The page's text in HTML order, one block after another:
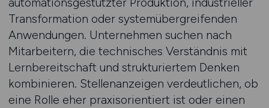
Transformation oder systemübergreifenden
Anwendungen. Unternehmen suchen nach
Mitarbeitern, die technisches Verständnis mit
Lernbereitschaft und strukturiertem Denken
kombinieren. Stellenanzeigen verdeutlichen, ob
eine Rolle eher praxisorientiert ist oder einen